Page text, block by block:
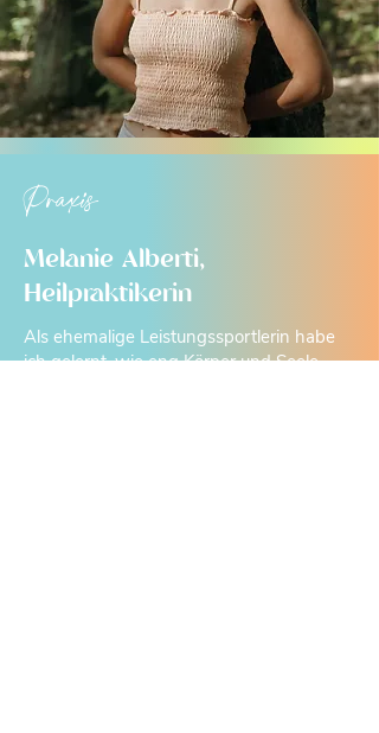
Praxis
Melanie Alberti,
Heilpraktikerin
Als ehemalige Leistungssportlerin habe
ich gelernt, wie eng Körper und Seele